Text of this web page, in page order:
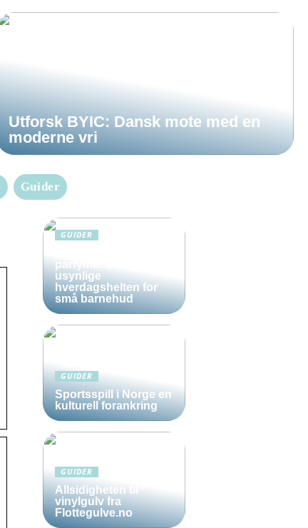
Utforsk BYIC: Dansk mote med en
moderne vri
Guider
GUIDER
parfyme: Den
usynlige
hverdagshelten for
små barnehud
GUIDER
Sportsspill i Norge en
kulturell forankring
GUIDER
Allsidigheten til
vinylgulv fra
Flottegulve.no